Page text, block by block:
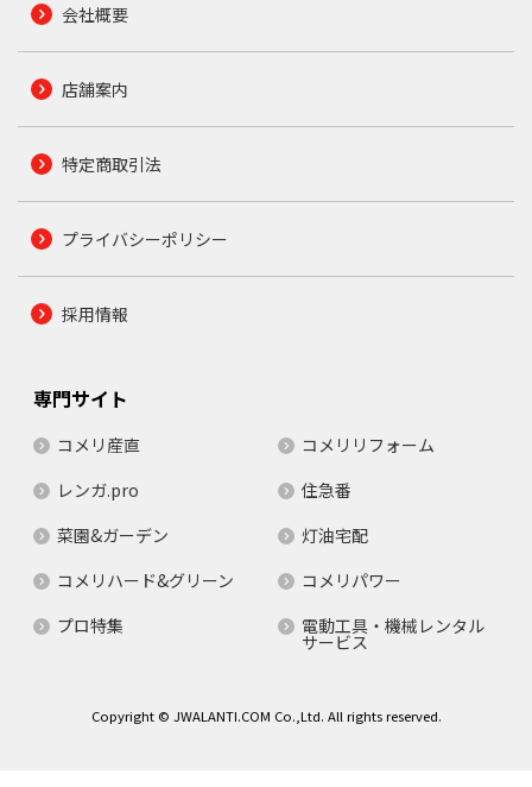
会社概要
店舗案内
特定商取引法
プライバシーポリシー
採用情報
専門サイト
コメリ産直
コメリリフォーム
レンガ.pro
住急番
菜園&ガーデン
灯油宅配
コメリハード&グリーン
コメリパワー
プロ特集
電動工具・機械レンタル
サービス
Copyright © JWALANTI.COM Co.,Ltd. All rights reserved.